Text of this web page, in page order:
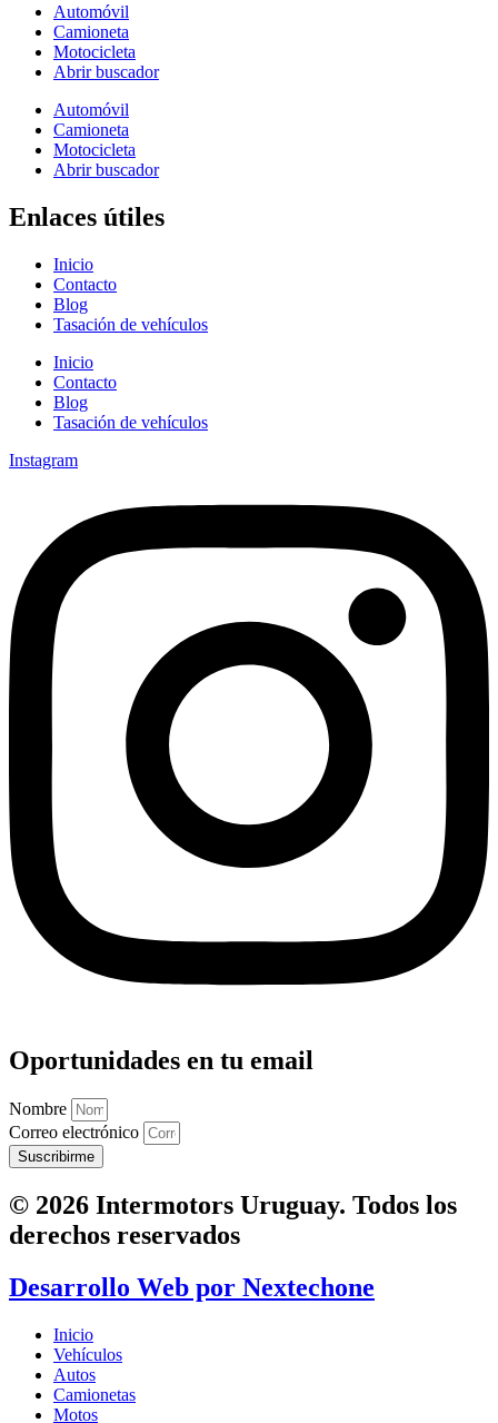
Automóvil
Camioneta
Motocicleta
Abrir buscador
Automóvil
Camioneta
Motocicleta
Abrir buscador
Enlaces útiles
Inicio
Contacto
Blog
Tasación de vehículos
Inicio
Contacto
Blog
Tasación de vehículos
Instagram
Oportunidades en tu email
Nombre
Correo electrónico
Suscribirme
© 2026 Intermotors Uruguay. Todos los
derechos reservados
Desarrollo Web por Nextechone
Inicio
Vehículos
Autos
Camionetas
Motos